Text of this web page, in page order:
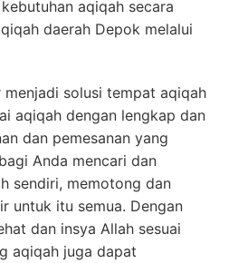
aqiqah secara
daerah Depok melalui
solusi tempat aqiqah
aqiqah dengan lengkap dan
dan pemesanan yang
Anda mencari dan
sendiri, memotong dan
untuk itu semua. Dengan
dan insya Allah sesuai
aqiqah juga dapat